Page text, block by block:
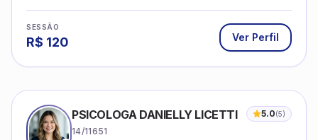
SESSÃO
R$ 120 Ver Perfil
PSICOLOGA DANIELLY LICETTI 5.0(5)
14/11651